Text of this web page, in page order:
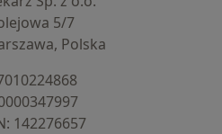
5/7
Polska
⁠142276657